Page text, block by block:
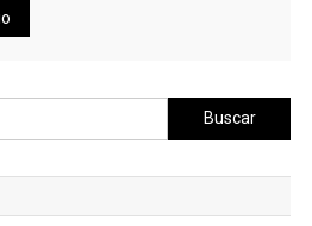
Buscar: